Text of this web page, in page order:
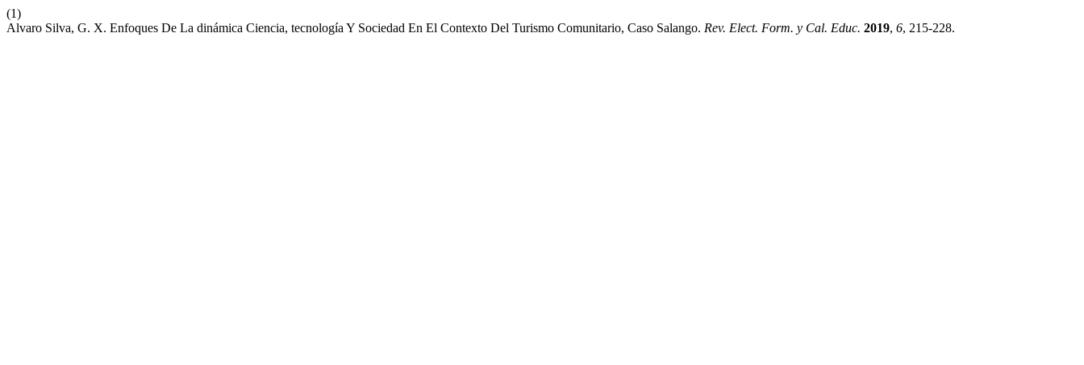
(1)
Alvaro Silva, G. X. Enfoques De La dinámica Ciencia, tecnología Y Sociedad En El Contexto Del Turismo Comunitario, Caso Salango. Rev. Elect. Form. y Cal. Educ. 2019, 6, 215-228.